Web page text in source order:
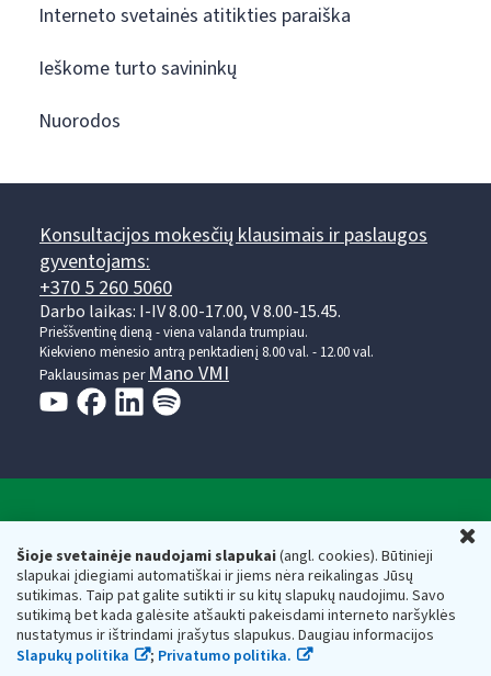
Šioje svetainėje naudojami slapukai(angl. cookies). Būtinieji
slapukai įdiegiami automatiškai ir jiems nėra reikalingas Jūsų
sutikimas. Taip pat galite sutikti ir su kitų slapukų naudojimu. Savo
sutikimą bet kada galėsite atšaukti pakeisdami interneto naršyklės
nustatymus ir ištrindami įrašytus slapukus. Daugiau informacijos
Slapukų politika
; Privatumo politika.
Interneto svetainės atitikties paraiška
Ieškome turto savininkų
Nuorodos
Konsultacijos mokesčių klausimais ir paslaugos
gyventojams:
+370 5 260 5060
Darbo laikas: I-IV 8.00-17.00, V 8.00-15.45.
Prieššventinę dieną - viena valanda trumpiau.
Kiekvieno mėnesio antrą penktadienį 8.00 val. - 12.00 val.
Paklausimas per Mano VMI
Respublikos finansų ministerijos
Biudžetinė įstaiga. Juridinio asmens kodas — 188659752,
adresas: Vasario 16-osios g. 14, 01107 Vilnius, Lietuva, el.paštas:
vmi@vmi.lt, E. pristatymo dėžutės adresas 188659752
Duomenys apie Valstybinę mokesčių inspekciją prie Lietuvos
Respublikos finansų ministerijos kaupiami ir saugomi Juridinių